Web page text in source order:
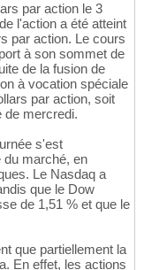
par action le 3
l'action a été atteint
par action. Le cours
à son sommet de
de la fusion de
à vocation spéciale
par action, soit
de mercredi.
s'est
du marché, en
Le Nasdaq a
que le Dow
de 1,51 % et que le
que partiellement la
En effet, les actions